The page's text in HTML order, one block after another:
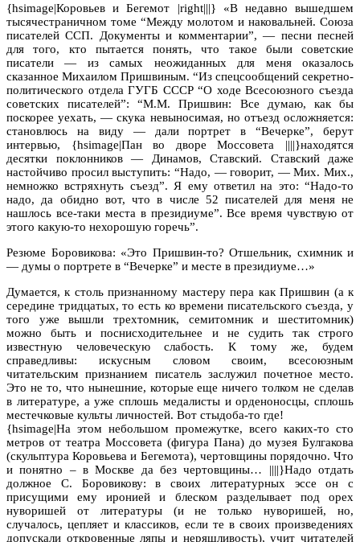
{hsimage|Коровьев и Бегемот |right|||} «В недавно вышедшем
тысячестраничном томе “Между молотом и наковальней. Союза
писателей ССП. Документы и комментарии”, — песни песней
для того, кто пытается понять, что такое были советские
писатели — из самых неожиданных для меня оказалось
сказанное Михаилом Пришвиным. “Из спецсообщений секретно-
политического отдела ГУГБ СССР “О ходе Всесоюзного съезда
советских писателей”: “М.М. Пришвин: Все думаю, как бы
поскорее уехать, — скука невыносимая, но отъезд осложняется:
становлюсь на виду — дали портрет в “Вечерке”, берут
интервью, {hsimage|Пан во дворе Моссовета ||||}находятся
десятки поклонников — Динамов, Ставский. Ставский даже
настойчиво просил выступить: “Надо, — говорит, — Мих. Мих.,
немножко встряхнуть съезд”. Я ему ответил на это: “Надо-то
надо, да обидно вот, что в числе 52 писателей для меня не
нашлось все-таки места в президиуме”. Все время чувствую от
этого какую-то нехорошую горечь”.
Резюме Боровикова: «Это Пришвин-то? Отшельник, схимник и
— думы о портрете в “Вечерке” и месте в президиуме…»
Думается, к столь признанному мастеру пера как Пришвин (а к
середине тридцатых, то есть ко времени писательского съезда, у
того уже вышли трехтомник, семитомник и шеститомник)
можно быть и поснисходительнее и не судить так строго
известную человеческую слабость. К тому же, будем
справедливы: искусным словом своим, всесоюзным
читательским признанием писатель заслужил почетное место.
Это не то, что нынешние, которые еще ничего толком не сделав
в литературе, а уже сплошь медалисты и орденоносцы, сплошь
местечковые культы личностей. Вот стыдоба-то где!
{hsimage|На этом небольшом промежутке, всего каких-то сто
метров от театра Моссовета (фигура Пана) до музея Булгакова
(скульптура Коровьева и Бегемота), чертовщины порядочно. Что
и понятно – в Москве да без чертовщины… ||||}Надо отдать
должное С. Боровикову: в своих литературных эссе он с
присущими ему иронией и блеском разделывает под орех
нуворишей от литературы (и не только нуворишей, но,
случалось, цепляет и классиков, если те в своих произведениях
допускали откровенные ляпы и неряшливость), учит читателей